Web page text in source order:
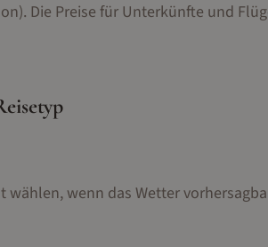
Die Preise für Unterkünfte und
wenn das Wetter